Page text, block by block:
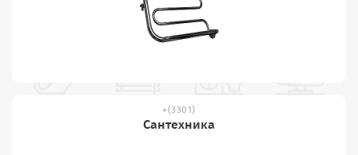
(3301)
Сантехника